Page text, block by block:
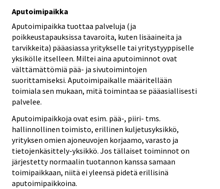
Aputoimipaikka
Aputoimipaikka tuottaa palveluja (ja
poikkeustapauksissa tavaroita, kuten lisäaineita ja
tarvikkeita) pääasiassa yritykselle tai yritystyyppiselle
yksikölle itselleen. Miltei aina aputoiminnot ovat
välttämättömiä pää- ja sivutoimintojen
suorittamiseksi. Aputoimipaikalle määritellään
toimiala sen mukaan, mitä toimintaa se pääasiallisesti
palvelee.
Aputoimipaikkoja ovat esim. pää-, piiri- tms.
hallinnollinen toimisto, erillinen kuljetusyksikkö,
yrityksen omien ajoneuvojen korjaamo, varasto ja
tietojenkäsittely-yksikkö. Jos tällaiset toiminnot on
järjestetty normaalin tuotannon kanssa samaan
toimipaikkaan, niitä ei yleensä pidetä erillisinä
aputoimipaikkoina.